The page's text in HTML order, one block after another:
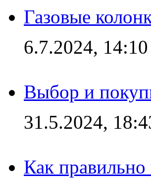
Газовые
6.7.2024, 14:10
Выбор и
31.5.2024,
Как